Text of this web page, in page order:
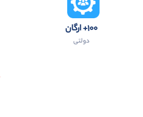
۱۰۰+ ارگان
دولتی